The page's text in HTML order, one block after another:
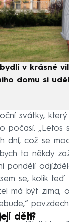
v krásné
domu si
svátky,
počasí. „Letos
dní, což se
to někdy
pondělí
se, kolik
má být zima,
děti?